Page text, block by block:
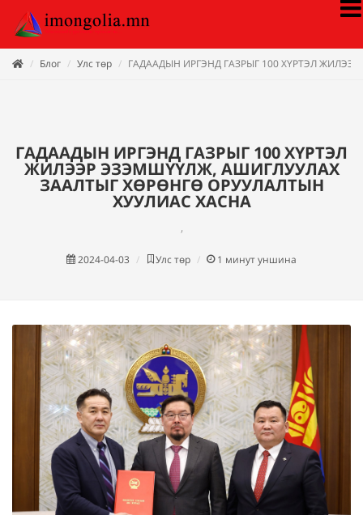
Блог Улс төр ГАДААДЫН ИРГЭНД ГАЗРЫГ 100 ХҮРТЭЛ
ГАДААДЫН ИРГЭНД ГАЗРЫГ 100 ХҮРТЭЛ
ЖИЛЭЭР ЭЗЭМШҮҮЛЖ, АШИГЛУУЛАХ
ЗААЛТЫГ ХӨРӨНГӨ ОРУУЛАЛТЫН
ХУУЛИАС ХАСНА
,
2024-04-03 Улс төр 1 минут уншина